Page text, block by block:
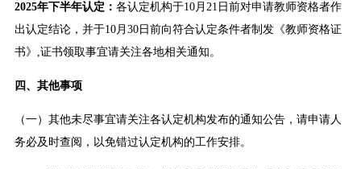
2025年下半年认定： 各认定机构于10月21日前对申请教师资格者作
出认定结论，并于10月30日前向符合认定条件者制发《教师资格证
书》,证书领取事宜请关注各地相关通知。
四、其他事项
（一）其他未尽事宜请关注各认定机构发布的通知公告，请申请人
务必及时查阅，以免错过认定机构的工作安排。